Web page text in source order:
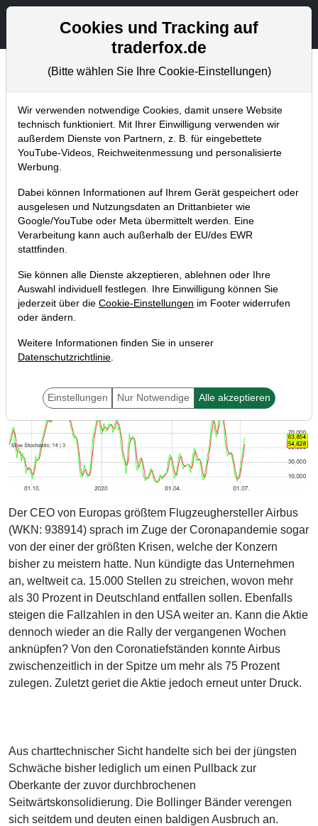
Aktien- und Artikelsuche
Chartanalysen
Home Blog Chartanalysen
Chartanalyse Airbus: folgt schon
bald die nächste Rally?
07.07.2020 um 14:27 Uhr | P. Uhlschmied
Der CEO von Europas größtem Flugzeughersteller Airbus
(WKN: 938914) sprach im Zuge der Coronapandemie sogar
von der einer der größten Krisen, welche der Konzern
bisher zu meistern hatte. Nun kündigte das Unternehmen
an, weltweit ca. 15.000 Stellen zu streichen, wovon mehr
als 30 Prozent in Deutschland entfallen sollen. Ebenfalls
steigen die Fallzahlen in den USA weiter an. Kann die Aktie
dennoch wieder an die Rally der vergangenen Wochen
anknüpfen? Von den Coronatiefständen konnte Airbus
zwischenzeitlich in der Spitze um mehr als 75 Prozent
zulegen. Zuletzt geriet die Aktie jedoch erneut unter Druck.
Aus charttechnischer Sicht handelte sich bei der jüngsten
Schwäche bisher lediglich um einen Pullback zur
Oberkante der zuvor durchbrochenen
Seitwärtskonsolidierung. Die Bollinger Bänder verengen
sich seitdem und deuten einen baldigen Ausbruch an.
Cookies und Tracking auf
traderfox.de
(Bitte wählen Sie Ihre Cookie-Einstellungen)
Wir verwenden notwendige Cookies, damit unsere Website
technisch funktioniert. Mit Ihrer Einwilligung verwenden wir
außerdem Dienste von Partnern, z. B. für eingebettete
YouTube-Videos, Reichweitenmessung und personalisierte
Werbung.
Dabei können Informationen auf Ihrem Gerät gespeichert oder
ausgelesen und Nutzungsdaten an Drittanbieter wie
Google/YouTube oder Meta übermittelt werden. Eine
Verarbeitung kann auch außerhalb der EU/des EWR
stattfinden.
Sie können alle Dienste akzeptieren, ablehnen oder Ihre
Auswahl individuell festlegen. Ihre Einwilligung können Sie
jederzeit über die Cookie-Einstellungen im Footer widerrufen
oder ändern.
Weitere Informationen finden Sie in unserer
Datenschutzrichtlinie.
Einstellungen Nur Notwendige Alle akzeptieren